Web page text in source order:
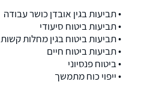
• תביעות בגין אובדן כושר עבודה
• תביעות ביטוח סיעודי
• תביעות ביטוח בגין מחלות קשות
• תביעות ביטוח חיים
• ביטוח פנסיוני
• ייפוי כוח מתמשך